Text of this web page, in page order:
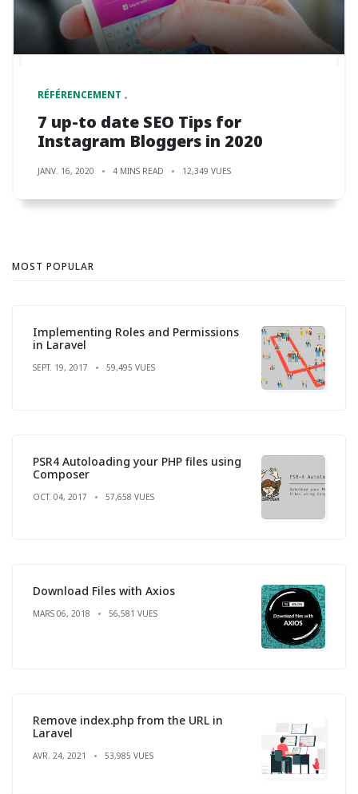
RÉFÉRENCEMENT
7 up-to date SEO Tips for
Instagram Bloggers in 2020
JANV. 16, 2020 4 MINS READ 12,349 VUES
MOST POPULAR
Implementing Roles and Permissions
in Laravel
SEPT. 19, 2017 59,495 VUES
PSR4 Autoloading your PHP files using
Composer
OCT. 04, 2017 57,658 VUES
Download Files with Axios
MARS 06, 2018 56,581 VUES
Remove index.php from the URL in
Laravel
AVR. 24, 2021 53,985 VUES